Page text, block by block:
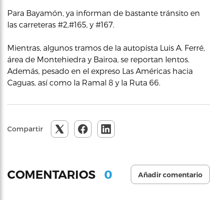
Para Bayamón, ya informan de bastante tránsito en
las carreteras #2,#165, y #167.
Mientras, algunos tramos de la autopista Luis A. Ferré,
área de Montehiedra y Bairoa, se reportan lentos.
Además, pesado en el expreso Las Américas hacia
Caguas, así como la Ramal 8 y la Ruta 66.
Compartir
COMENTARIOS 0 Añadir comentario